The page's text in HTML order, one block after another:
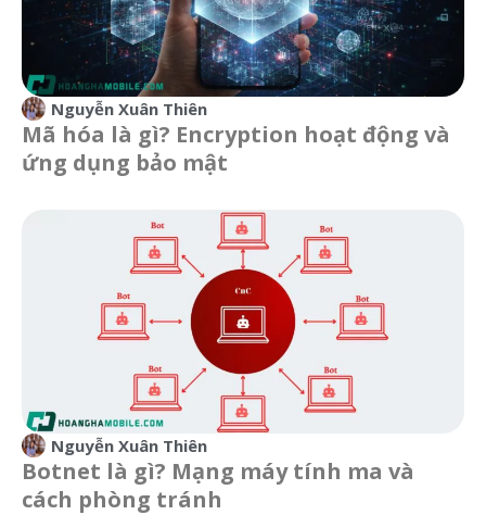
Nguyễn Xuân Thiên
Mã hóa là gì? Encryption hoạt động và
ứng dụng bảo mật
Nguyễn Xuân Thiên
Botnet là gì? Mạng máy tính ma và
cách phòng tránh